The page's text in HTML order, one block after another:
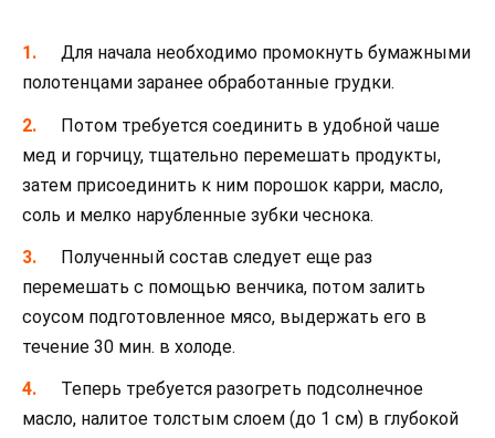
Для начала необходимо промокнуть бумажными
полотенцами заранее обработанные грудки.
Потом требуется соединить в удобной чаше
мед и горчицу, тщательно перемешать продукты,
затем присоединить к ним порошок карри, масло,
соль и мелко нарубленные зубки чеснока.
Полученный состав следует еще раз
перемешать с помощью венчика, потом залить
соусом подготовленное мясо, выдержать его в
течение 30 мин. в холоде.
Теперь требуется разогреть подсолнечное
масло, налитое толстым слоем (до 1 см) в глубокой